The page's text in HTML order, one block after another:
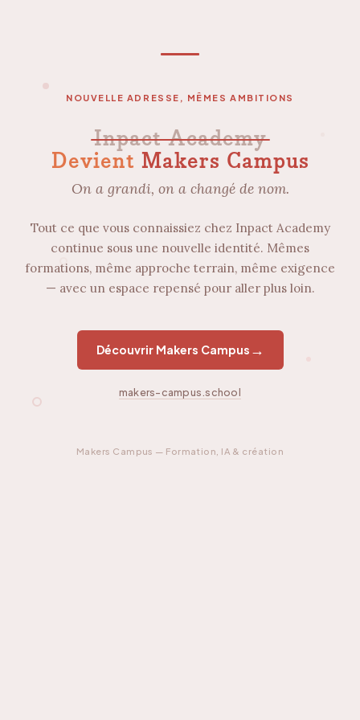
NOUVELLE ADRESSE, MÊMES AMBITIONS
Inpact Academy
Devient Makers Campus
On a grandi, on a changé de nom.
Tout ce que vous connaissiez chez Inpact Academy
continue sous une nouvelle identité. Mêmes
formations, même approche terrain, même exigence
— avec un espace repensé pour aller plus loin.
Découvrir Makers Campus →
makers-campus.school
Makers Campus — Formation, IA & création